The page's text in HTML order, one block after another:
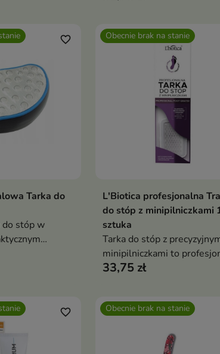
favorite_border
Tarka do
stóp w
Obecnie brak na stanie
Pokaż szczegóły
L'Biotica profesjonalna
do stóp z minipilniczkami
sztuka
Tarka do stóp z
minipilniczkami to
przyrząd do samodzielnego
33,75 zł
favorite_border Obecnie brak na stanie